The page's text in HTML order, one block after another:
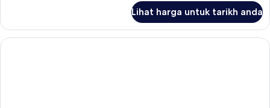
Suite,
Pool
Access
Lihat harga untuk tarikh anda